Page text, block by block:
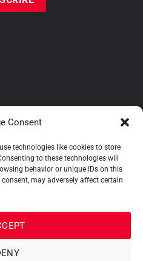
Consent
technologies like cookies to store
to these technologies will
behavior or unique IDs on this
may adversely affect certain